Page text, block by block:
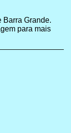
Barra Grande.
para mais